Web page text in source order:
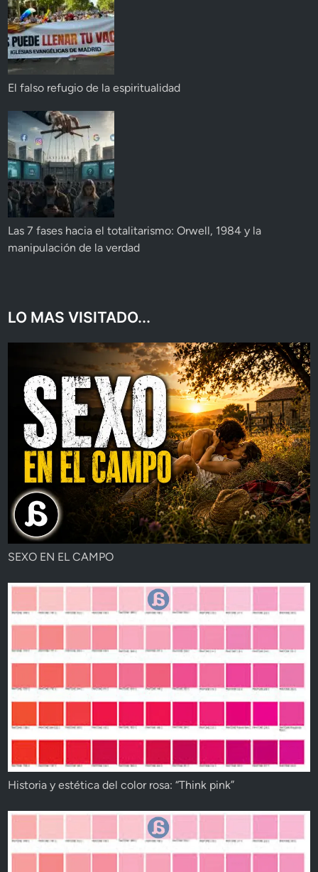
El falso refugio de la espiritualidad
Las 7 fases hacia el totalitarismo: Orwell, 1984 y la
manipulación de la verdad
LO MAS VISITADO...
SEXO EN EL CAMPO
Historia y estética del color rosa: “Think pink”